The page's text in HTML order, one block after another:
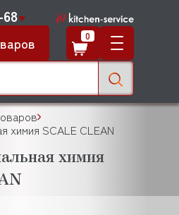
0
химия SCALE CLEAN
химия